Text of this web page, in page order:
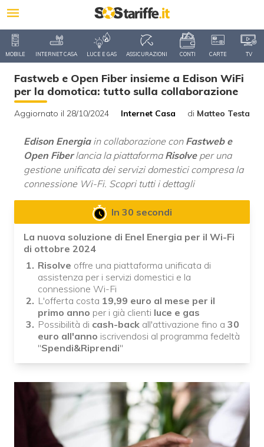
MOBILE INTERNET CASA LUCE E GAS ASSICURAZIONI CONTI CARTE TV
Fastweb e Open Fiber insieme a Edison WiFi
per la domotica: tutto sulla collaborazione
Aggiornato il 28/10/2024 Internet Casa di Matteo Testa
Edison Energiain collaborazione con Fastweb e
Open Fiberlancia la piattaforma Risolveper una
gestione unificata dei servizi domestici compresa la
connessione Wi-Fi. Scopri tutti i dettagli
In 30 secondi
La nuova soluzione di Enel Energia per il Wi-Fi
di ottobre 2024
Risolve offre una piattaforma unificata di
assistenza per i servizi domestici e la
connessione Wi-Fi
L'offerta costa 19,99 euro al mese per il
primo anno per i già clienti luce e gas
Possibilità di cash-back all'attivazione fino a 30
euro all'anno iscrivendosi al programma fedeltà
"Spendi&Riprendi"